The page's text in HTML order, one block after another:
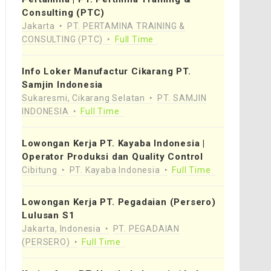
Consulting (PTC)
Jakarta
PT. PERTAMINA TRAINING &
CONSULTING (PTC)
Full Time
Info Loker Manufactur Cikarang PT.
Samjin Indonesia
Sukaresmi, Cikarang Selatan
PT. SAMJIN
INDONESIA
Full Time
Lowongan Kerja PT. Kayaba Indonesia |
Operator Produksi dan Quality Control
Cibitung PT. Kayaba Indonesia Full Time
Lowongan Kerja PT. Pegadaian (Persero)
Lulusan S1
Jakarta, Indonesia
PT. PEGADAIAN
(PERSERO)
Full Time